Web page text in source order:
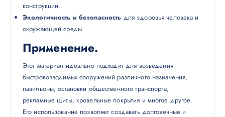
конструкции.
Экологичность и безопасность для здоровья человека и
окружающей среды.
Применение.
Этот материал идеально подходит для возведения
быстровозводимых сооружений различного назначения,
павильоны, остановки общественного транспорта,
рекламные щиты, кровельные покрытия и многое другое.
Его использование позволяет создавать долговечные и